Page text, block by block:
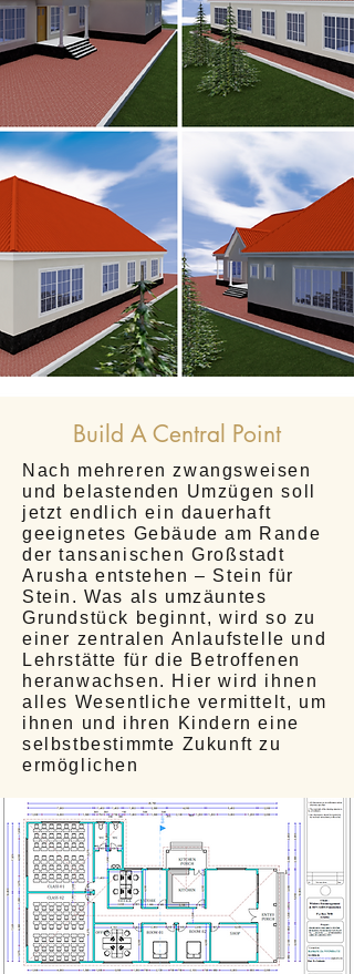
Build A Central Point
Nach mehreren zwangsweisen
und belastenden Umzügen soll
jetzt endlich ein dauerhaft
geeignetes Gebäude am Rande
der tansanischen Großstadt
Arusha entstehen – Stein für
Stein. Was als umzäuntes
Grundstück beginnt, wird so zu
einer zentralen Anlaufstelle und
Lehrstätte für die Betroffenen
heranwachsen. Hier wird ihnen
alles Wesentliche vermittelt, um
ihnen und ihren Kindern eine
selbstbestimmte Zukunft zu
ermöglichen